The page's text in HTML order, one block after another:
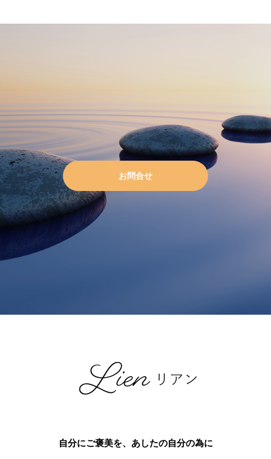
お問合せ
自分にご褒美を、あしたの自分の為に